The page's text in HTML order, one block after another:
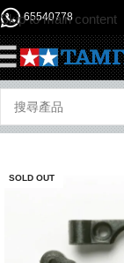
Skip to main content
65540778
SOLD OUT